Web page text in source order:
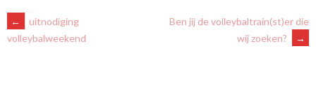
BERICHTNAVIGATIE
←
uitnodiging
volleybalweekend
Ben jij de volleybaltrain(st)er die
wij zoeken?
→